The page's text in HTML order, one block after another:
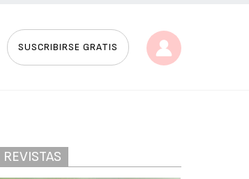
SUSCRIBIRSE GRATIS
REVISTAS